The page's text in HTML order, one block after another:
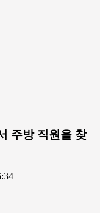
주방 직원을 찾